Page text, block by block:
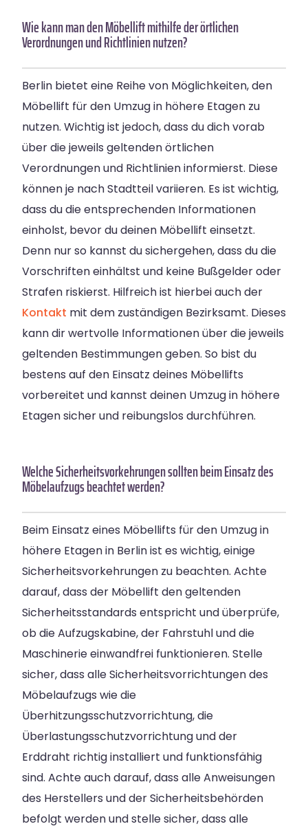
Wie kann man den Möbellift mithilfe der örtlichen
Verordnungen und Richtlinien nutzen?
Berlin bietet eine Reihe von Möglichkeiten, den
Möbellift für den Umzug in höhere Etagen zu
nutzen. Wichtig ist jedoch, dass du dich vorab
über die jeweils geltenden örtlichen
Verordnungen und Richtlinien informierst. Diese
können je nach Stadtteil variieren. Es ist wichtig,
dass du die entsprechenden Informationen
einholst, bevor du deinen Möbellift einsetzt.
Denn nur so kannst du sichergehen, dass du die
Vorschriften einhältst und keine Bußgelder oder
Strafen riskierst. Hilfreich ist hierbei auch der
Kontakt mit dem zuständigen Bezirksamt. Dieses
kann dir wertvolle Informationen über die jeweils
geltenden Bestimmungen geben. So bist du
bestens auf den Einsatz deines Möbellifts
vorbereitet und kannst deinen Umzug in höhere
Etagen sicher und reibungslos durchführen.
Welche Sicherheitsvorkehrungen sollten beim Einsatz des
Möbelaufzugs beachtet werden?
Beim Einsatz eines Möbellifts für den Umzug in
höhere Etagen in Berlin ist es wichtig, einige
Sicherheitsvorkehrungen zu beachten. Achte
darauf, dass der Möbellift den geltenden
Sicherheitsstandards entspricht und überprüfe,
ob die Aufzugskabine, der Fahrstuhl und die
Maschinerie einwandfrei funktionieren. Stelle
sicher, dass alle Sicherheitsvorrichtungen des
Möbelaufzugs wie die
Überhitzungsschutzvorrichtung, die
Überlastungsschutzvorrichtung und der
Erddraht richtig installiert und funktionsfähig
sind. Achte auch darauf, dass alle Anweisungen
des Herstellers und der Sicherheitsbehörden
befolgt werden und stelle sicher, dass alle